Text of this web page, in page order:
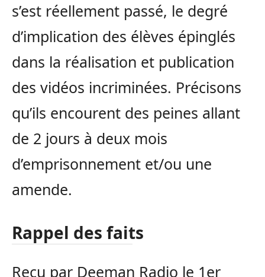
s’est réellement passé, le degré
d’implication des élèves épinglés
dans la réalisation et publication
des vidéos incriminées. Précisons
qu’ils encourent des peines allant
de 2 jours à deux mois
d’emprisonnement et/ou une
amende.
Rappel des faits
Reçu par Deeman Radio le 1er